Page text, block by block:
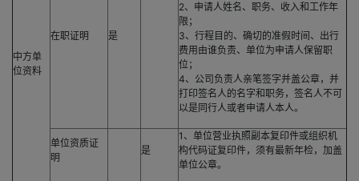
中方单
位资料
在职证明 是
2、申请人姓名、职务、收入和工作年
限；
3、行程目的、确切的准假时间、出行
费用由谁负责、单位为申请人保留职
位；
4、公司负责人亲笔签字并盖公章，并
打印签名人的名字和职务，签名人不可
以是同行人或者申请人本人。
单位资质证
明
是
1、单位营业执照副本复印件或组织机
构代码证复印件，须有最新年检，加盖
单位公章。